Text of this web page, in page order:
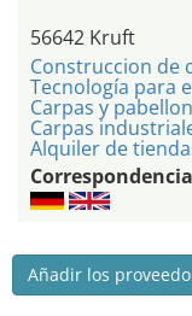
56642 Kruft
Construccion de
Tecnología para
Carpas y
Carpas
Alquiler de
Añadir los